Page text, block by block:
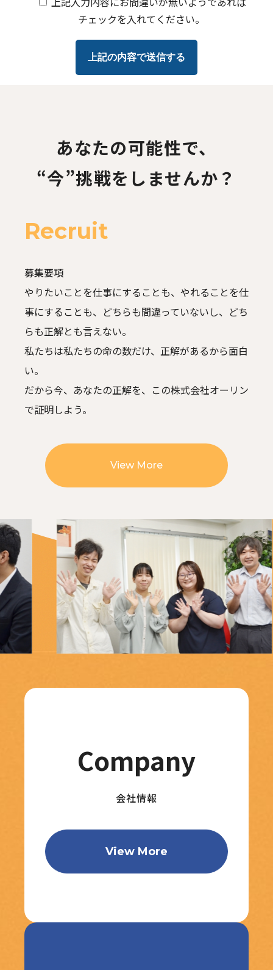
チェックを入れてください。
あなたの可能性で、
“今”挑戦をしませんか？
Recruit
募集要項
やりたいことを仕事にすることも、やれることを仕
事にすることも、 どちらも間違っていないし、どち
らも正解とも言えない。
私たちは私たちの命の数だけ、正解があるから面白
い。
だから今、あなたの正解を、この株式会社オーリン
で証明しよう。
View More
Company
会社情報
View More